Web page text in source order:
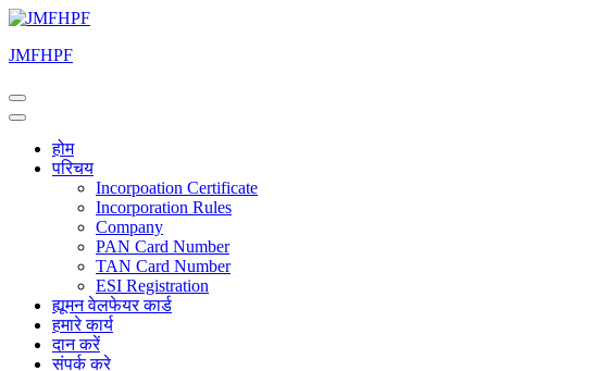
Skip
content
Enter)
JMFHPF
होम
परिचय
Incorpoation Certificate
Incorporation Rules
Company
PAN Card Number
TAN Card Number
ESI Registration
ह्यूमन वेलफेयर कार्ड
हमारे कार्य
दान करें
संपर्क करे